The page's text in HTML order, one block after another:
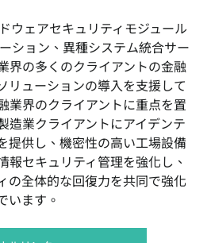
ウェアセキュリティモジュール
ション、異種システム統合サー
界の多くのクライアントの金融
リューションの導入を支援して
業界のクライアントに重点を置
造業クライアントにアイデンテ
提供し、機密性の高い工場設備
報セキュリティ管理を強化し、
の全体的な回復力を共同で強化
います。